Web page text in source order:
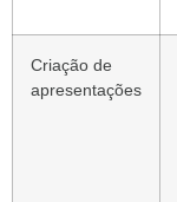
Criação de
apresentações